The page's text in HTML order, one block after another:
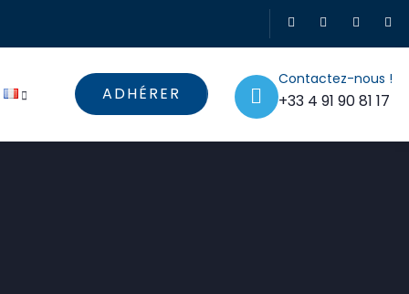
ADHÉRER
Contactez-nous !
+33 4 91 90 81 17